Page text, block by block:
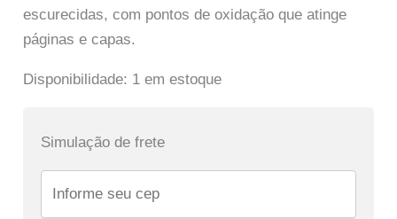
escurecidas, com pontos de oxidação que atinge
páginas e capas.
Disponibilidade: 1 em estoque
Simulação de frete